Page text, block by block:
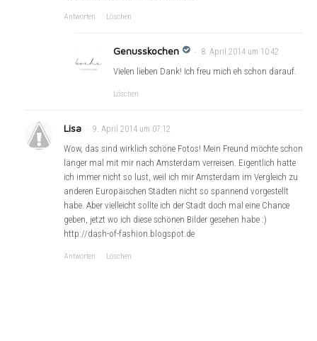
Antworten Löschen
Genusskochen 8. April 2014 um 10:42
Vielen lieben Dank! Ich freu mich eh schon darauf.
Löschen
Lisa 9. April 2014 um 07:12
Wow, das sind wirklich schöne Fotos! Mein Freund möchte schon
länger mal mit mir nach Amsterdam verreisen. Eigentlich hatte
ich immer nicht so lust, weil ich mir Amsterdam im Vergleich zu
anderen Europäischen Städten nicht so spannend vorgestellt
habe. Aber vielleicht sollte ich der Stadt doch mal eine Chance
geben, jetzt wo ich diese schönen Bilder gesehen habe :)
http://dash-of-fashion.blogspot.de
Antworten Löschen